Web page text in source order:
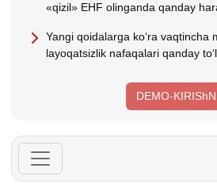
«qizil» EHF olinganda qanday
Yangi qoidalarga koʻra vaqtincha
layoqatsizlik nafaqalari qanday
DEMO-